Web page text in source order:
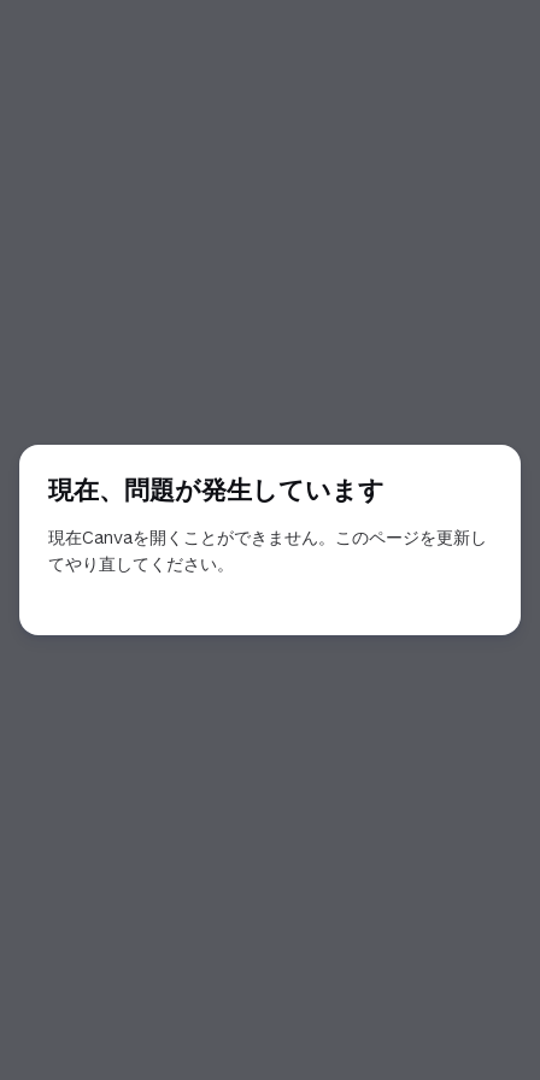
現在、問題が発生しています
現在Canvaを開くことができません。このページを更新し
てやり直してください。